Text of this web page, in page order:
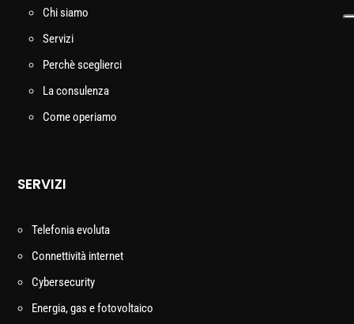
Chi siamo
Servizi
Perchè sceglierci
La consulenza
Come operiamo
SERVIZI
Telefonia evoluta
Connettività internet
Cybersecurity
Energia, gas e fotovoltaico